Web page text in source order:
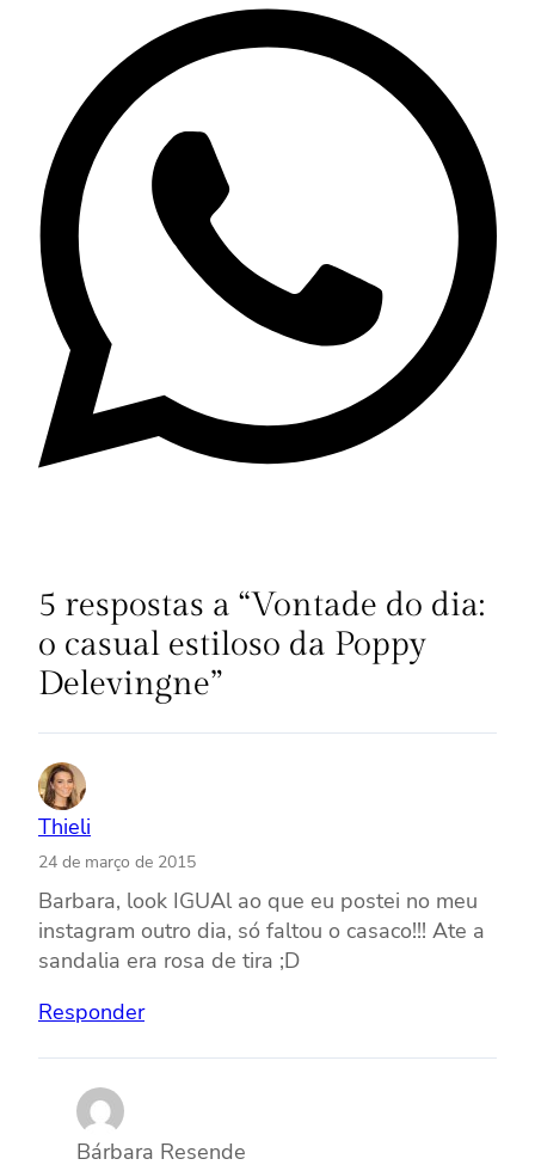
5 respostas a “Vontade do dia:
o casual estiloso da Poppy
Delevingne”
Thieli
24 de março de 2015
Barbara, look IGUAl ao que eu postei no meu
instagram outro dia, só faltou o casaco!!! Ate a
sandalia era rosa de tira ;D
Responder
Bárbara Resende